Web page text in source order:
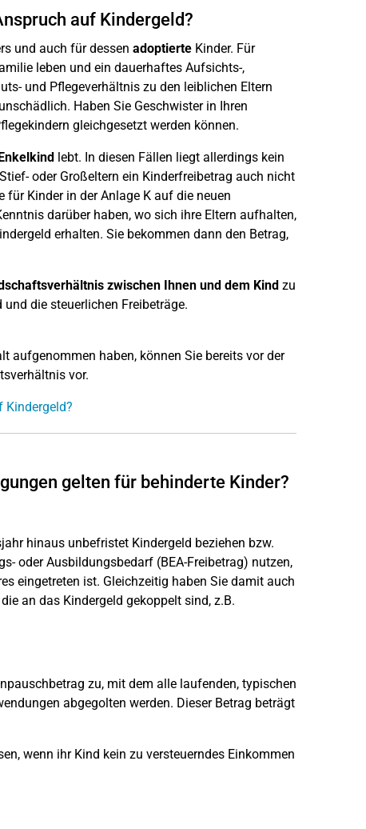
auf Kindergeld?
und auch für dessen adoptierteKinder. Für
leben und ein dauerhaftes Aufsichts-,
und Pflegeverhältnis zu den leiblichen Eltern
Haben Sie Geschwister in Ihren
gleichgesetzt werden können.
lebt. In diesen Fällen liegt allerdings kein
oder Großeltern ein Kinderfreibetrag auch nicht
für Kinder in der Anlage K auf die neuen
darüber haben, wo sich ihre Eltern aufhalten,
erhalten. Sie bekommen dann den Betrag,
zwischen Ihnen und dem Kindzu
die steuerlichen Freibeträge.
aufgenommen haben, können Sie bereits vor der
vor.
Kindergeld?
gelten für behinderte Kinder?
hinaus unbefristet Kindergeld beziehen bzw.
oder Ausbildungsbedarf (BEA-Freibetrag) nutzen,
eingetreten ist. Gleichzeitig haben Sie damit auch
an das Kindergeld gekoppelt sind, z.B.
zu, mit dem alle laufenden, typischen
abgegolten werden. Dieser Betrag beträgt
wenn ihr Kind kein zu versteuerndes Einkommen